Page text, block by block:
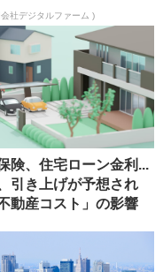
社デジタルファーム )
険、住宅ローン金利...
引き上げが予想され
動産コスト」の影響